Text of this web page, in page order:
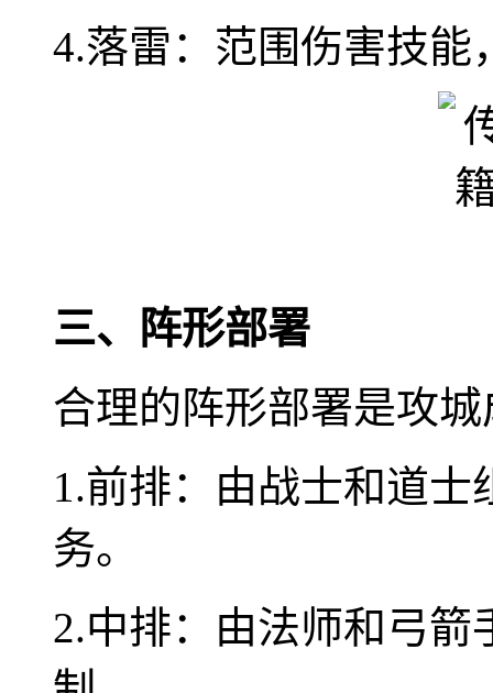
4.落雷：范围伤害技能
三、阵形部署
合理的阵形部署是攻
1.前排：由战士和道
务。
2.中排：由法师和弓